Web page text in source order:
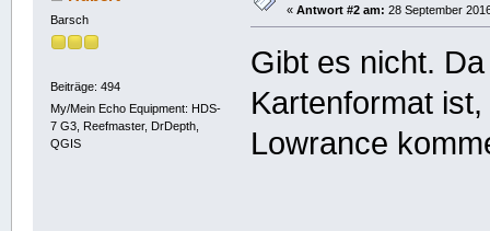
Barsch
Beiträge: 494
My/Mein Echo Equipment: HDS-
7 G3, Reefmaster, DrDepth,
QGIS
« Antwort #2 am: 28 September
Gibt es nicht.
Kartenformat
Lowrance